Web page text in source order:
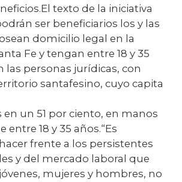
texto de la iniciativa
ser beneficiarios los y las
domicilio legal en la
Fe y tengan entre 18 y 35
las personas jurídicas, con
santafesino, cuyo capita
en un 51 por ciento, en manos
entre 18 y 35 años.“Es
frente a los persistentes
y del mercado laboral que
mujeres y hombres, no